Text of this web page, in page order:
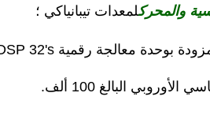
والمحركلمعدات تيبانياكي ؛
البالغ 100 ألف.